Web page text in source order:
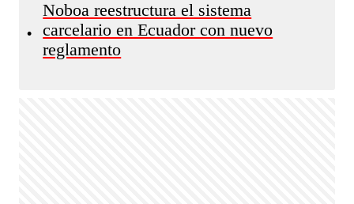
•
Noboa reestructura el sistema
carcelario en Ecuador con nuevo
reglamento